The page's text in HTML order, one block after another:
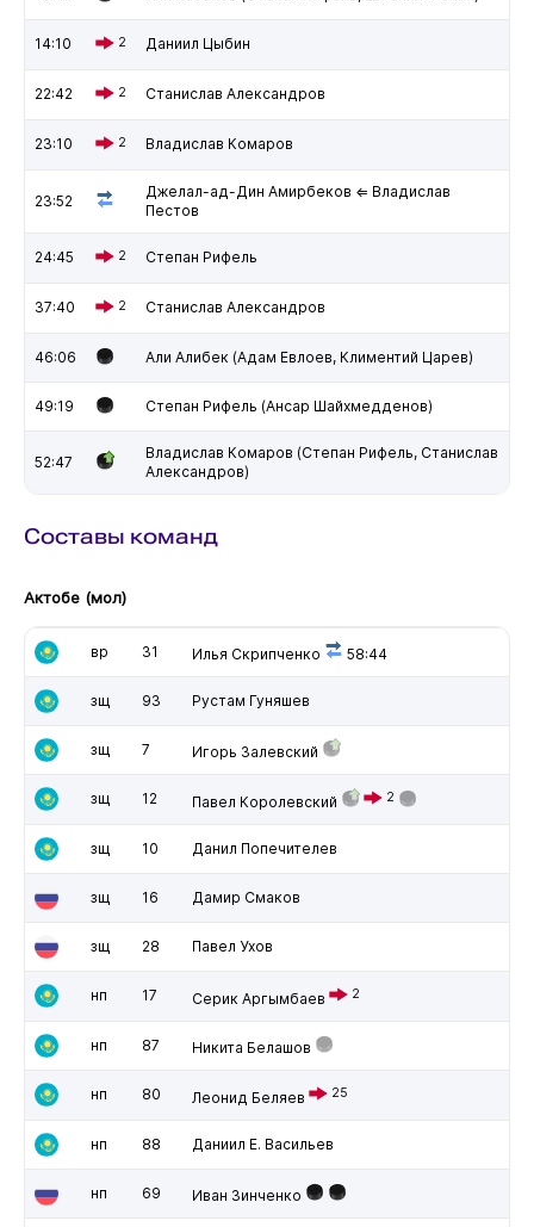
14:10 2 Даниил Цыбин
22:42 2 Станислав Александров
23:10 2 Владислав Комаров
23:52
Джелал-ад-Дин Амирбеков ⇐ Владислав
Пестов
24:45 2 Степан Рифель
37:40 2 Станислав Александров
46:06 Али Алибек (Адам Евлоев, Климентий Царев)
49:19 Степан Рифель (Ансар Шайхмедденов)
52:47
Владислав Комаров (Степан Рифель, Станислав
Александров)
Составы команд
Актобе (мол)
вр 31 Илья Скрипченко 58:44
зщ 93 Рустам Гуняшев
зщ 7 Игорь Залевский
зщ 12 Павел Королевский 2
зщ 10 Данил Попечителев
зщ 16 Дамир Смаков
зщ 28 Павел Ухов
нп 17 Серик Аргымбаев 2
нп 87 Никита Белашов
нп 80 Леонид Беляев 25
нп 88 Даниил Е. Васильев
нп 69 Иван Зинченко